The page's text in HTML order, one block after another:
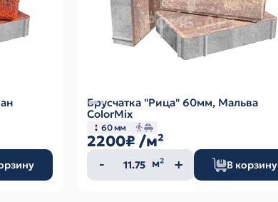
Брусчатка "Рица" 60мм, Мальва
ColorMix
60 мм
2200₽ /м²
Количество
товара
м² В корзину